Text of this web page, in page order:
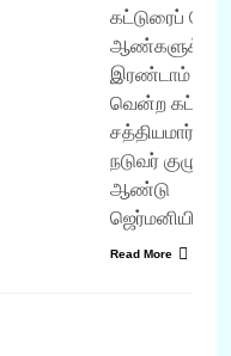
கட்டுரைப்
இரண்டாம்
வென்ற
சத்தியமார்க்கம்
நடுவர் குழு.
ஆண்டு
ஜெர்மனியில்…
Read More